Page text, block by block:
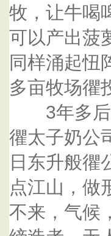
牧，让牛喝
可以产出菠
同样涌起
多亩牧场忂
3年多后
忂太子奶公
日东升般忂
点江山，做
不来，气候